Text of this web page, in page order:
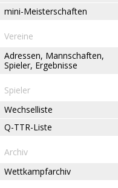
mini-Meisterschaften
Vereine
Adressen, Mannschaften,
Spieler, Ergebnisse
Spieler
Wechselliste
Q-TTR-Liste
Archiv
Wettkampfarchiv